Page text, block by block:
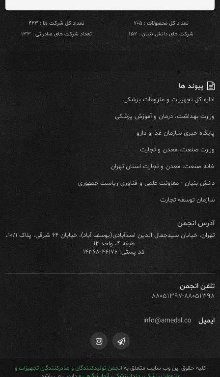
تعداد کل محصولات : ۷۰۵
تعداد کل شرکت ها : ۴۲۳
شرکت های دانش بنیان : ۱۵۲
تعداد شرکت های صادراتی : ۱۳۳
پیوند ها
اداره کل تجهیزات و ملزومات پزشکی
وزارت بهداشت، درمان و آموزش پزشکی
پایگاه خبری سازمان غذا و دارو
وزارت صنعت، معدن و تجارت
خانه صنعت، معدن و تجارت استان تهران
دانش بنیان - معاونت علمی و فناوری ریاست جمهوری
سازمان توسعه تجارت
آدرس انجمن
تهران، خیابان سیدجمال الدین اسدآبادی(یوسف آباد)، خیابان ۶۴ شرقی، پلاک ۱۰/۱،
طبقه ۴، واحد ۱۲
کد پستی: ۴۴۱۷۶-۱۴۳۶۸
تلفن انجمن
۸۸۰۵۱۳۹۷-۸۸۰۵۱۳۹۸
ایمیل info@amedal.co
کلیه حقوق این وب سایت متعلق بهانجمن تولیدکنندگان و صادرکنندگان تجهیزات و